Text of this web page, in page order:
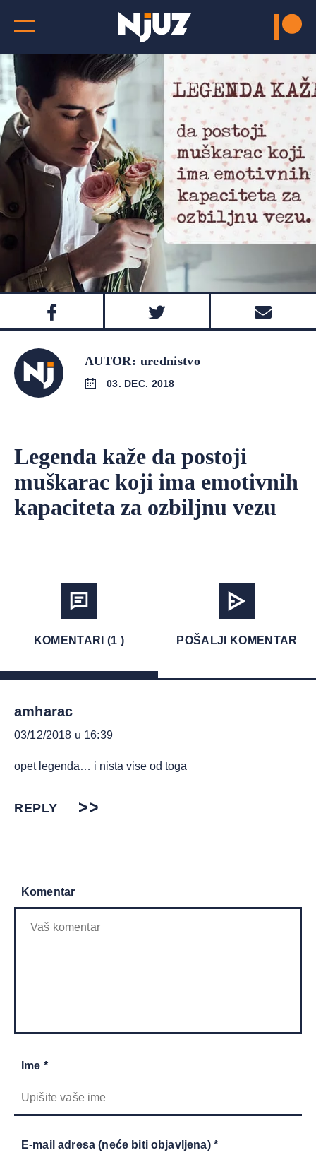
AUTOR: urednistvo
03. DEC. 2018
Legenda kaže da postoji
muškarac koji ima emotivnih
kapaciteta za ozbiljnu vezu
KOMENTARI (1 ) POŠALJI KOMENTAR
amharac
03/12/2018 u 16:39
opet legenda… i nista vise od toga
REPLY
Komentar
Ime *
E-mail adresa (neće biti objavljena) *